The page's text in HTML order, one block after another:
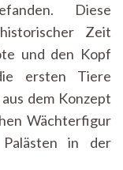
Diese
Zeit
und den Kopf
ersten Tiere
dem Konzept
Wächterfigur
in der